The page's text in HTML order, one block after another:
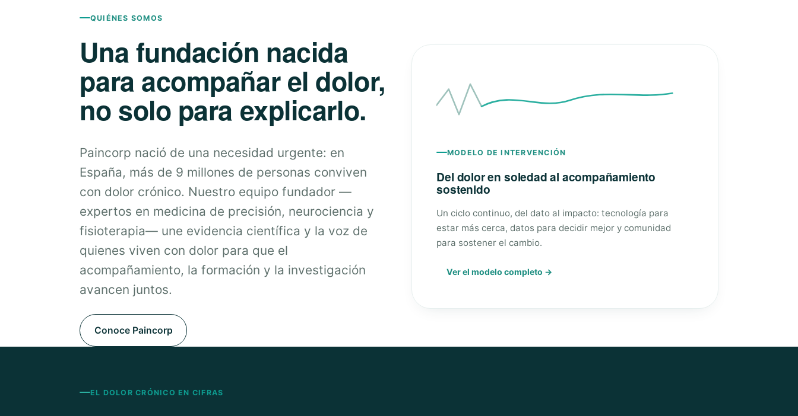
QUIÉNES SOMOS
Una fundación nacida
para acompañar el dolor,
no solo para explicarlo.
Paincorp nació de una necesidad urgente: en
España, más de 9 millones de personas conviven
con dolor crónico. Nuestro equipo fundador —
expertos en medicina de precisión, neurociencia y
fisioterapia— une evidencia científica y la voz de
quienes viven con dolor para que el
acompañamiento, la formación y la investigación
avancen juntos.
Conoce Paincorp
MODELO DE INTERVENCIÓN
Del dolor en soledad al acompañamiento
sostenido
Un ciclo continuo, del dato al impacto: tecnología para
estar más cerca, datos para decidir mejor y comunidad
para sostener el cambio.
Ver el modelo completo →
EL DOLOR CRÓNICO EN CIFRAS